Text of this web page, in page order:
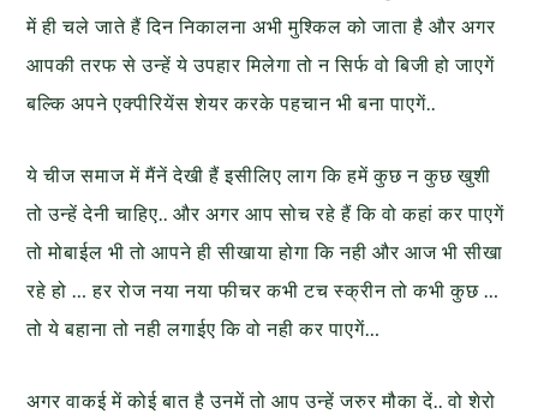
में ही चले जाते हैं दिन निकालना अभी मुश्किल को जाता है और अगर
आपकी तरफ से उन्हें ये उपहार मिलेगा तो न सिर्फ वो बिजी हो जाएगें
बल्कि अपने एक्पीरियेंस शेयर करके पहचान भी बना पाएगें..
ये चीज समाज में मैंनें देखी हैं इसीलिए लाग कि हमें कुछ न कुछ खुशी
तो उन्हें देनी चाहिए.. और अगर आप सोच रहे हैं कि वो कहां कर पाएगें
तो मोबाईल भी तो आपने ही सीखाया होगा कि नही और आज भी सीखा
रहे हो … हर रोज नया नया फीचर कभी टच स्क्रीन तो कभी कुछ …
तो ये बहाना तो नही लगाईए कि वो नही कर पाएगें…
अगर वाकई में कोई बात है उनमें तो आप उन्हें जरुर मौका दें.. वो शेरो